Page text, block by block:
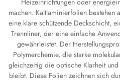
Heizeinrichtungen oder
machen. Kaltlaminierfolien bestehen
eine klare schützende Deckschicht,
Trennliner, der eine einfache
gewährleistet. Der
Polymerchemie, die starke
gleichzeitig die optische Klarheit
bleibt. Diese Folien zeichnen sich